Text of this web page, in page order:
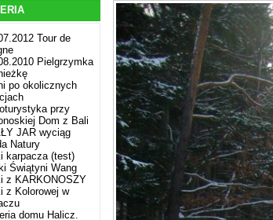
Tour de
Pielgrzymka
po okolicznych
przy
Dom z Bali
JAR wyciąg
Natury
karpacza (test)
Świątyni Wang
z KARKONOSZY
z Kolorowej w
domu Halicz.